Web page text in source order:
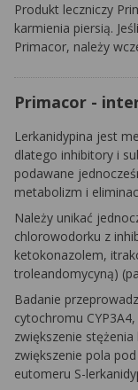
Produkt leczniczy
karmienia piersią.
Primacor, należy
Primacor -
Lerkanidypina jest
dlatego inhibitory i
podawane
metabolizm i
Należy unikać
chlorowodorku z
ketokonazolem,
troleandomycyną)
Badanie
cytochromu
zwiększenie
zwiększenie pola
eutomeru S-